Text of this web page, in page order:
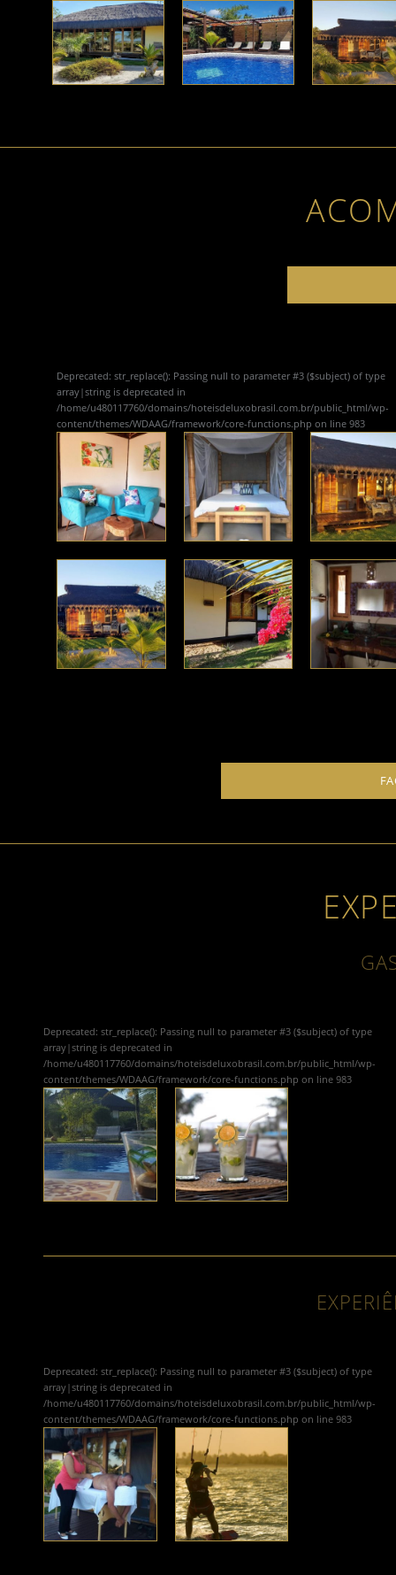
Deprecated: str_replace(): Passing null to parameter #3 ($subject) of type
array|string is deprecated in
/home/u480117760/domains/hoteisdeluxobrasil.com.br/public_html/wp-
content/themes/WDAAG/framework/core-functions.php on line 983
Deprecated: str_replace(): Passing null to parameter #3 ($subject) of type
array|string is deprecated in
/home/u480117760/domains/hoteisdeluxobrasil.com.br/public_html/wp-
content/themes/WDAAG/framework/core-functions.php on line 983
Deprecated: str_replace(): Passing null to parameter #3 ($subject) of type
array|string is deprecated in
/home/u480117760/domains/hoteisdeluxobrasil.com.br/public_html/wp-
content/themes/WDAAG/framework/core-functions.php on line 983